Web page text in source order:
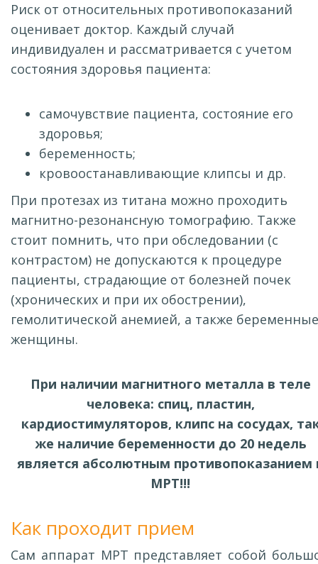
Риск от относительных противопоказаний
оценивает доктор. Каждый случай
индивидуален и рассматривается с учетом
состояния здоровья пациента:
самочувствие пациента, состояние его
здоровья;
беременность;
кровоостанавливающие клипсы и др.
При протезах из титана можно проходить
магнитно-резонансную томографию. Также
стоит помнить, что при обследовании (с
контрастом) не допускаются к процедуре
пациенты, страдающие от болезней почек
(хронических и при их обострении),
гемолитической анемией, а также беременные
женщины.
При наличии магнитного металла в теле
человека: спиц, пластин,
кардиостимуляторов, клипс на сосудах,
же наличие беременности до 20 недель
является абсолютным противопоказанием
МРТ!!!
Как проходит прием
Сам аппарат МРТ представляет собой